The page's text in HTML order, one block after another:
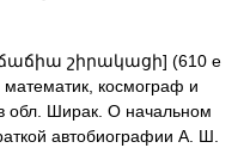
շիրակացի] (610 е
космограф и
обл. Ширак. О начальном
автобиографии А. Ш.